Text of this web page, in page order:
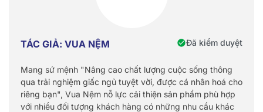
TÁC GIẢ: VUA NỆM Đã kiểm duyệt
Mang sứ mệnh "Nâng cao chất lượng cuộc sống thông
qua trải nghiệm giấc ngủ tuyệt vời, được cá nhân hoá cho
riêng bạn", Vua Nệm nỗ lực cải thiện sản phẩm phù hợp
với nhiều đối tượng khách hàng có những nhu cầu khác